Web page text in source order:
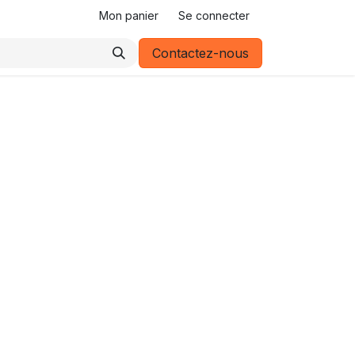
Mon panier Se connecter
Contactez-nous